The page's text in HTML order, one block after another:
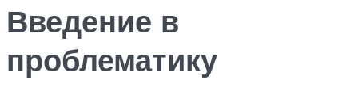
Введение в
проблематику